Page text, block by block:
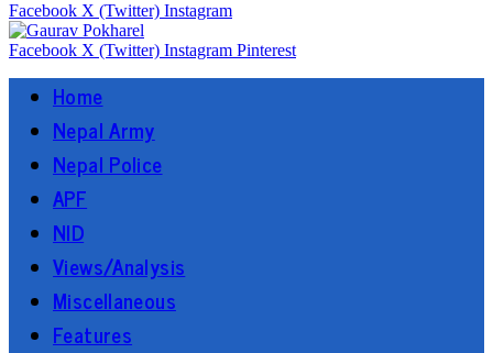
Facebook X (Twitter) Instagram
Facebook X (Twitter) Instagram Pinterest
Home
Nepal Army
Nepal Police
APF
NID
Views/Analysis
Miscellaneous
Features